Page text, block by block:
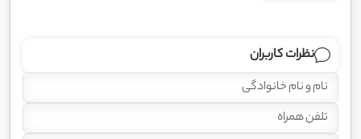
نظرات کاربران